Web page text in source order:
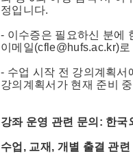
정입니다.
- 이수증은 필요하신 분에
이메일(cfle@hufs.ac.kr)
- 수업 시작 전 강의계획서
강의계획서가 현재 준비
강좌 운영 관련 문의: 한
수업, 교재, 개별 출결 관